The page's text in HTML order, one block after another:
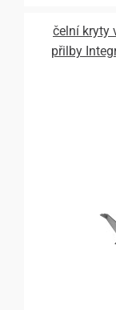
čelní kryty
přilby